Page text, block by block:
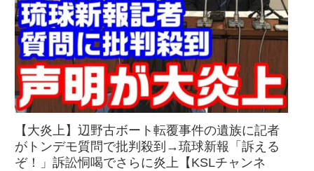
【大炎上】辺野古ボート転覆事件の遺族に記者
がトンデモ質問で批判殺到→琉球新報「訴える
ぞ！」訴訟恫喝でさらに炎上【KSLチャンネ